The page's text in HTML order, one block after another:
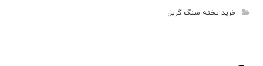
خرید تخته سنگ گریل